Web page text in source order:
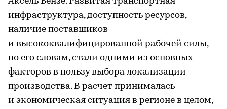
инфраструктура, доступность ресурсов,
наличие поставщиков
и высококвалифицированной рабочей силы,
по его словам, стали одними из основных
факторов в пользу выбора локализации
производства. В расчет принималась
и экономическая ситуация в регионе в целом,